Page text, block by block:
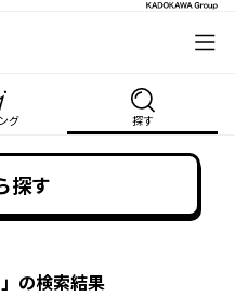
グ 探す
探す
」の検索結果